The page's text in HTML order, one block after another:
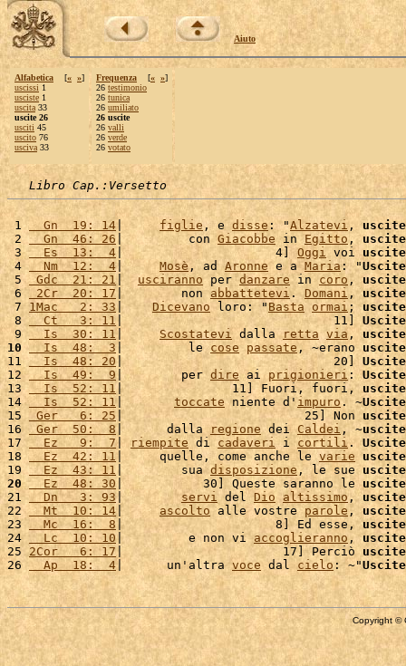
Aiuto
Alfabetica [« »]
uscissi 1
usciste 1
uscita 33
uscite 26
usciti 45
uscito 76
usciva 33
Frequenza [« »]
26 testimonio
26 tunica
26 umiliato
26 uscite
26 valli
26 verde
26 votato
Libro Cap.:Versetto
1
  Gn  19: 14
| figlie , e disse : "Alzatevi , uscite
2
  Gn  46: 26
|         con Giacobbe in Egitto , uscite
3
  Es  13:  4
|                     4] Oggi voi uscite
4
  Nm  12:  4
| Mosè, ad Aronne e a Maria: "Uscite
5 Gdc  21: 21 | usciranno per danzare in coro , uscite
6 2Cr  20: 17 |        non abbattetevi. Domani , uscite
7 1Mac   2: 33| Dicevano loro: "Basta ormai ; uscite
8
  Ct   3: 11
|                             11] Uscite
9
  Is  30: 11
| Scostatevi dalla retta via , uscite
10
  Is  48:  3
|         le cose passate , ~erano uscite
11
  Is  48: 20
|                             20] Uscite
12
  Is  49:  9
|        per dire ai prigionieri: Uscite
13
  Is  52: 11
|               11] Fuori, fuori, uscite
14
  Is  52: 11
| toccate niente d' impuro. ~Uscite
15 Ger   6: 25 |                         25] Non uscite
16
Ger  50:  8 |      dalla regione dei Caldei , ~uscite
17
  Ez   9:  7
| riempite di cadaveri i cortili . Uscite
18
  Ez  42: 11
|     quelle, come anche le varie
uscite
19
  Ez  43: 11
|        sua disposizione , le sue uscite
20
  Ez  48: 30
|           30] Queste saranno le uscite
21
  Dn   3: 93
| servi del Dio altissimo, uscite
22
  Mt  10: 14
| ascolto alle vostre parole , uscite
23
  Mc  16:  8
|                     8] Ed esse, uscite
24
  Lc  10: 10
|         e non vi accoglieranno , uscite
25 2Cor   6: 17 |                      17] Perciò uscite
26
  Ap  18:  4
|      un'altra voce dal cielo : ~"Uscite
Copyright ©